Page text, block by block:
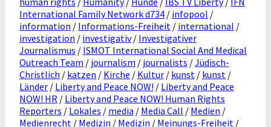
International Family Network d734 / infopool /
information / Informations-Freiheit / international /
investigation / investigativ/ Investigativer
Journalismus / ISMOT International Social And Medical
Outreach Team / journalism / journalists /Jüdisch-
Christlich / katzen / Kirche / Kultur / kunst / kunst /
Länder / Liberty and Peace NOW! / Liberty and Peace
NOW! HR / Liberty and Peace NOW! Human Rights
Reporters / Lokales / media / Media Call / Medien /
Medienrecht / Medizin / Medizin / Meinungs-Freiheit /